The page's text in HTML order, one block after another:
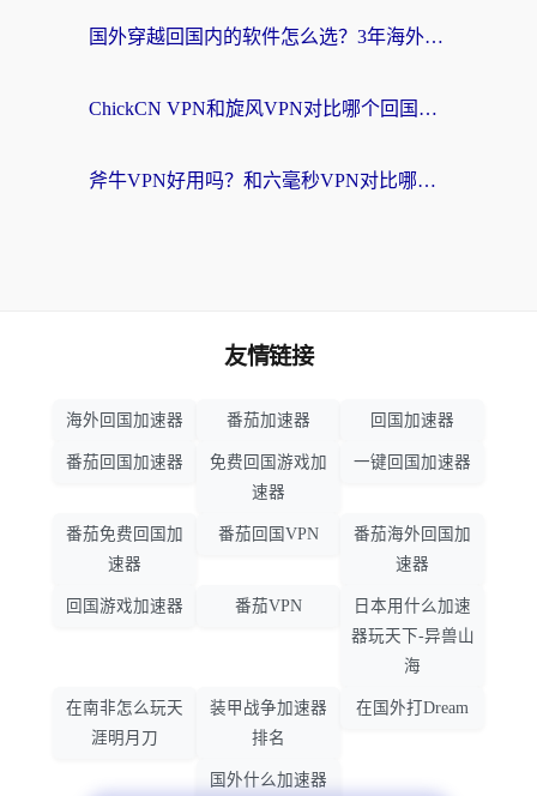
国外穿越回国内的软件怎么选？3年海外党亲测实用指南，告别地域限制
ChickCN VPN和旋风VPN对比哪个回国效果更好？海外党实测回国内网神器指南
斧牛VPN好用吗？和六毫秒VPN对比哪个回国效果更好？海外党亲测实用指南
友情链接
海外回国加速器 番茄加速器 回国加速器
番茄回国加速器
免费回国游戏加
速器
一键回国加速器
番茄免费回国加
速器
番茄回国VPN
番茄海外回国加
速器
回国游戏加速器 番茄VPN
日本用什么加速
器玩天下-异兽山
海
在南非怎么玩天
涯明月刀
装甲战争加速器
排名
在国外打Dream
国外什么加速器